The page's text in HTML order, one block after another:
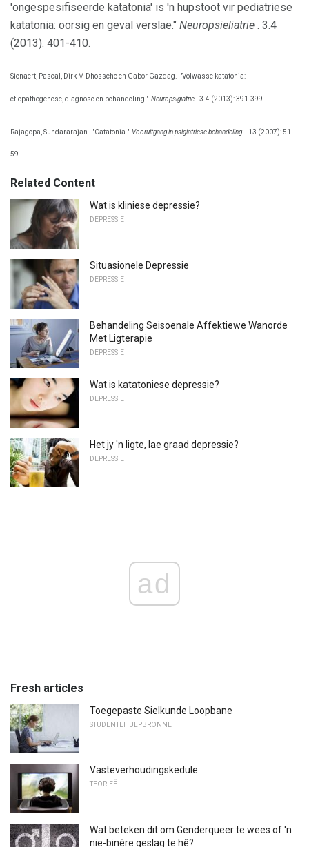
'ongespesifiseerde katatonia' is 'n hupstoot vir pediatriese
katatonia: oorsig en geval verslae." Neuropsieliatrie . 3.4
(2013): 401-410.
Sienaert, Pascal, Dirk M Dhossche en Gabor Gazdag. "Volwasse katatonia:
etiopathogenese, diagnose en behandeling." Neuropsigiatrie. 3.4 (2013): 391-399.
Rajagopa, Sundararajan. "Catatonia." Vooruitgang in psigiatriese behandeling 13 (2007): 51-
59.
Related Content
Wat is kliniese depressie?
DEPRESSIE
Situasionele Depressie
DEPRESSIE
Behandeling Seisoenale Affektiewe Wanorde
Met Ligterapie
DEPRESSIE
Wat is katatoniese depressie?
DEPRESSIE
Het jy 'n ligte, lae graad depressie?
DEPRESSIE
ad
Fresh articles
Toegepaste Sielkunde Loopbane
STUDENTEHULPBRONNE
Vasteverhoudingskedule
TEORIEË
Wat beteken dit om Genderqueer te wees of 'n
nie-binêre geslag te hê?